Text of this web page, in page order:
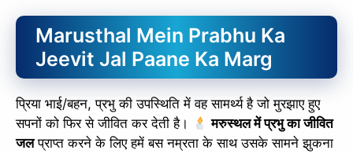
Marusthal Mein Prabhu Ka
Jeevit Jal Paane Ka Marg
प्रिया भाई/बहन, प्रभु की उपस्थिति में वह सामर्थ्य है जो मुरझाए हुए
सपनों को फिर से जीवित कर देती है।
मरुस्थल में प्रभु का जीवित
जलप्राप्त करने के लिए हमें बस नम्रता के साथ उसके सामने झुकना